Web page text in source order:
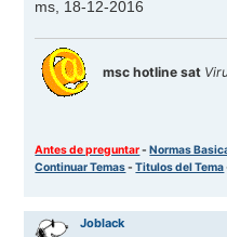
ms, 18-12-2016
msc hotline sat
Antes de preguntar-Normas
Continuar Temas-Titulos del Tema
Joblack